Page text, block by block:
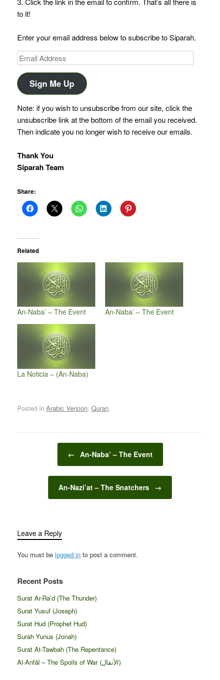
to it!
Enter your email address below to subscribe to Siparah.
Email
Address
Sign Me Up
Note: if you wish to unsubscribe from our site, click the
unsubscribe link at the bottom of the email you received.
Then indicate you no longer wish to receive our emails.
Thank You
Siparah Team
Share:
Related
An-Naba’ – The Event An-Naba’ – The Event
La Noticia – (An-Naba)
Posted in Arabic Version, Quran.
Post navigation
← An-Naba’ – The Event
An-Nazi’at – The Snatchers →
Leave a Reply
You must be logged in to post a comment.
Recent Posts
Surat Ar-Ra’d (The Thunder)
Surat Yusuf (Joseph)
Surat Hud (Prophet Hud)
Surah Yunus (Jonah)
Surat At-Tawbah (The Repentance)
Al-Anfāl – The Spoils of War (الأنفال‎)